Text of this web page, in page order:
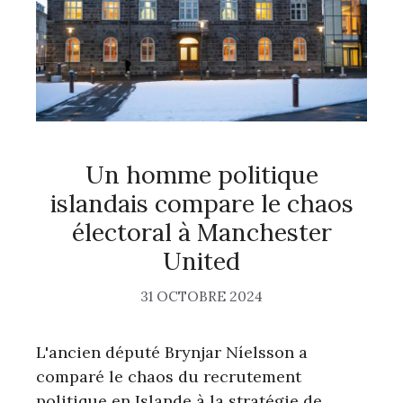
Un homme politique
islandais compare le chaos
électoral à Manchester
United
31 OCTOBRE 2024
L'ancien député Brynjar Níelsson a
comparé le chaos du recrutement